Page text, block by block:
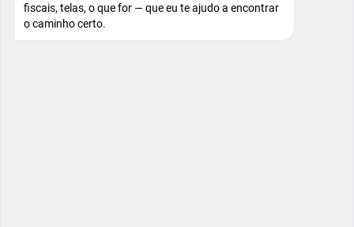
fiscais, telas, o que for — que eu te ajudo a encontrar
o caminho certo.